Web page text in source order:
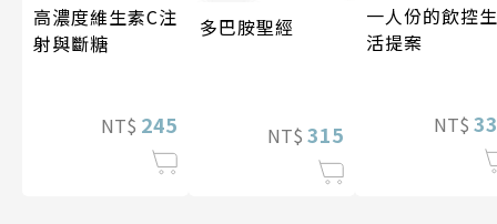
高濃度維生素C注
射與斷糖
NT$ 245
多巴胺聖經
NT$ 315
一人份的飲控生
活提案
NT$